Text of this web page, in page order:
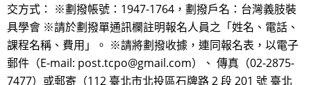
交方式： ※劃撥帳號：1947-1764，劃撥戶名：台灣義肢裝
具學會 ※請於劃撥單通訊欄註明報名人員之「姓名、電話、
課程名稱、費用」。 ※請將劃撥收據，連同報名表，以電子
郵件（E-mail: post.tcpo@gmail.com）、 傳真（02-2875-
7477）或郵寄（112 臺北市北投區石牌路 2 段 201 號 臺北